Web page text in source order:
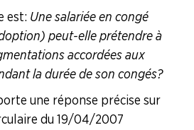
est : Une salariée en congé
peut-elle prétendre à
accordées aux
la durée de son congés ?
une réponse précise sur
du 19/04/2007